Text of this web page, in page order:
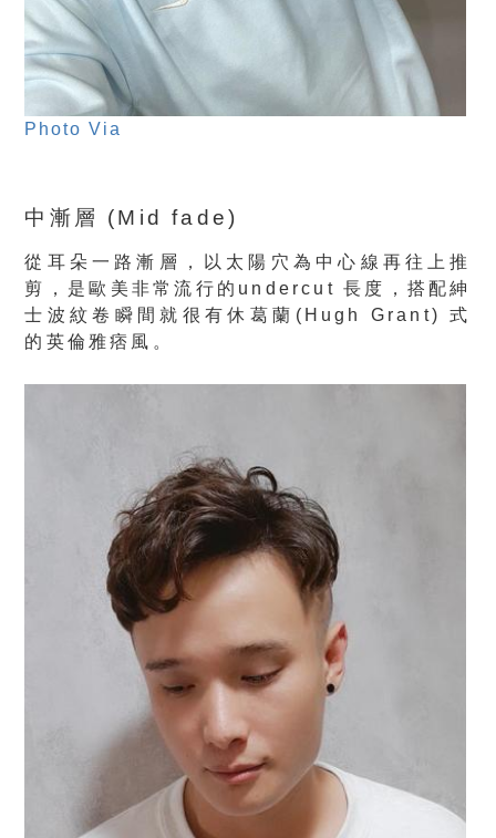
Photo Via
中漸層 (Mid fade)
從耳朵一路漸層，以太陽穴為中心線再往上推
剪，是歐美非常流行的undercut 長度，搭配紳
士波紋卷瞬間就很有休葛蘭(Hugh Grant) 式
的英倫雅痞風。